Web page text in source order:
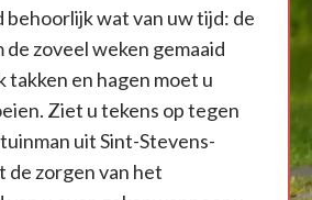
wat van uw tijd: de
de zoveel weken gemaaid
takken en hagen moet u
Ziet u tekens op tegen
uit Sint-Stevens-
de zorgen van het